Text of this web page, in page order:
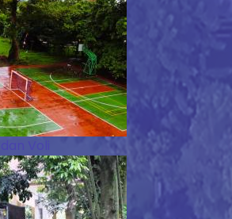
Voli